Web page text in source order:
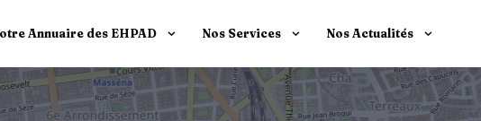
Annuaire des EHPAD Nos Services Nos Actualités